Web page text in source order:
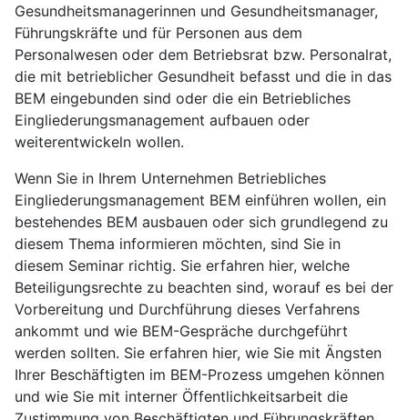
Gesundheitsmanagerinnen und Gesundheitsmanager,
Führungskräfte und für Personen aus dem
Personalwesen oder dem Betriebsrat bzw. Personalrat,
die mit betrieblicher Gesundheit befasst und die in das
BEM eingebunden sind oder die ein Betriebliches
Eingliederungsmanagement aufbauen oder
weiterentwickeln wollen.
Wenn Sie in Ihrem Unternehmen Betriebliches
Eingliederungsmanagement BEM einführen wollen, ein
bestehendes BEM ausbauen oder sich grundlegend zu
diesem Thema informieren möchten, sind Sie in
diesem Seminar richtig. Sie erfahren hier, welche
Beteiligungsrechte zu beachten sind, worauf es bei der
Vorbereitung und Durchführung dieses Verfahrens
ankommt und wie BEM-Gespräche durchgeführt
werden sollten. Sie erfahren hier, wie Sie mit Ängsten
Ihrer Beschäftigten im BEM-Prozess umgehen können
und wie Sie mit interner Öffentlichkeitsarbeit die